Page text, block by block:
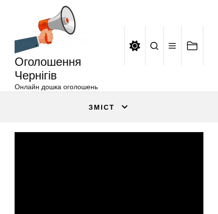
Оголошення
Чернігів
Онлайн дошка оголошень
ЗМІСТ